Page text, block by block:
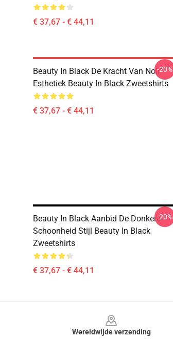
€ 37,67 - € 44,11
Beauty In Black De Kracht Van Noir
Esthetiek Beauty In Black Zweetshirts
€ 37,67 - € 44,11
-20%
Beauty In Black Aanbid De Donkere
Schoonheid Stijl Beauty In Black
Zweetshirts
€ 37,67 - € 44,11
-20%
Wereldwijde verzending